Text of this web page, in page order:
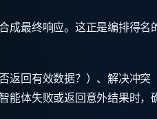
成最终响应。这正是编排得
返回有效数据？）、解决冲
体失败或返回意外结果时，